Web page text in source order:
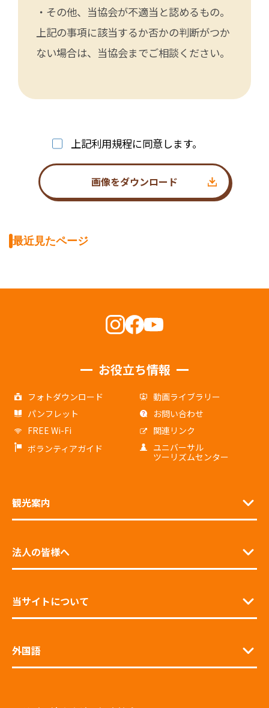
・その他、当協会が不適当と認めるもの。
上記の事項に該当するか否かの判断がつか
ない場合は、当協会までご相談ください。
上記利用規程に同意します。
画像をダウンロード
最近見たページ
お役立ち情報
フォトダウンロード
動画ライブラリー
パンフレット
お問い合わせ
FREE Wi-Fi
関連リンク
ボランティアガイド
ユニバーサル
ツーリズムセンター
観光案内
法人の皆様へ
当サイトについて
外国語